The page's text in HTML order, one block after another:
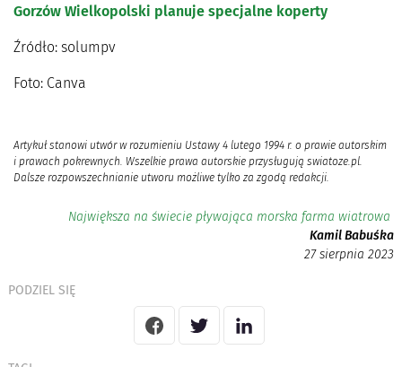
Gorzów Wielkopolski planuje specjalne koperty
Źródło: solumpv
Foto: Canva
Artykuł stanowi utwór w rozumieniu Ustawy 4 lutego 1994 r. o prawie autorskim
i prawach pokrewnych. Wszelkie prawa autorskie przysługują swiatoze.pl.
Dalsze rozpowszechnianie utworu możliwe tylko za zgodą redakcji.
Największa na świecie pływająca morska farma wiatrowa
Kamil Babuśka
27 sierpnia 2023
PODZIEL SIĘ